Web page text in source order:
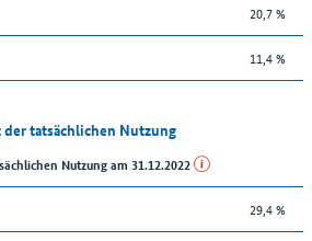
20,7 %
11,4 %
tatsächlichen Nutzung
Nutzung am 31.12.2022
29,4 %